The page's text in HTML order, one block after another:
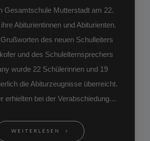
Gesamtschule Mutterstadt am 22.
Abiturientinnen und Abiturienten.
des neuen Schulleiters
und des Schulelternsprechers
wurde 22 Schülerinnen und 19
die Abiturzeugnisse überreicht.
erhielten bei der Verabschiedung…
WEITERLESEN